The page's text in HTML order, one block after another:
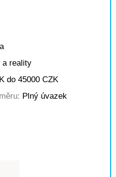
a reality
do 45000 CZK
Plný úvazek